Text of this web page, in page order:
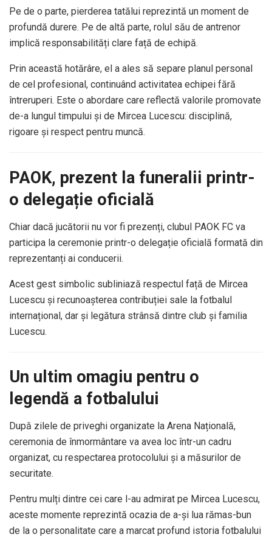
Pe de o parte, pierderea tatălui reprezintă un moment de
profundă durere. Pe de altă parte, rolul său de antrenor
implică responsabilități clare față de echipă.
Prin această hotărâre, el a ales să separe planul personal
de cel profesional, continuând activitatea echipei fără
întreruperi. Este o abordare care reflectă valorile promovate
de-a lungul timpului și de Mircea Lucescu: disciplină,
rigoare și respect pentru muncă.
PAOK, prezent la funeralii printr-
o delegație oficială
Chiar dacă jucătorii nu vor fi prezenți, clubul PAOK FC va
participa la ceremonie printr-o delegație oficială formată din
reprezentanți ai conducerii.
Acest gest simbolic subliniază respectul față de Mircea
Lucescu și recunoașterea contribuției sale la fotbalul
internațional, dar și legătura strânsă dintre club și familia
Lucescu.
Un ultim omagiu pentru o
legendă a fotbalului
După zilele de priveghi organizate la Arena Națională,
ceremonia de înmormântare va avea loc într-un cadru
organizat, cu respectarea protocolului și a măsurilor de
securitate.
Pentru mulți dintre cei care l-au admirat pe Mircea Lucescu,
aceste momente reprezintă ocazia de a-și lua rămas-bun
de la o personalitate care a marcat profund istoria fotbalului